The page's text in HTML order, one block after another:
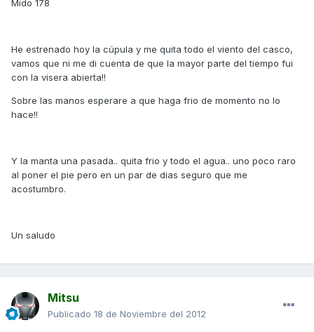
Mido 178
He estrenado hoy la cúpula y me quita todo el viento del casco,
vamos que ni me di cuenta de que la mayor parte del tiempo fui
con la visera abierta!!
Sobre las manos esperare a que haga frio de momento no lo
hace!!
Y la manta una pasada.. quita frio y todo el agua.. uno poco raro
al poner el pie pero en un par de dias seguro que me
acostumbro.
Un saludo
Mitsu
Publicado 18 de Noviembre del 2012